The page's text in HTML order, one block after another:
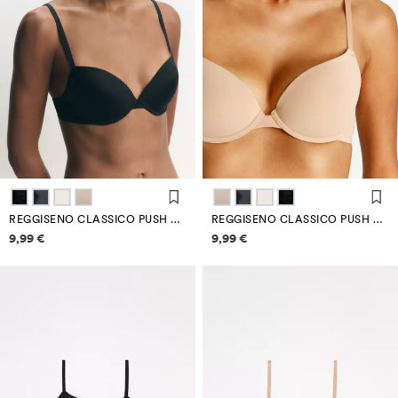
REGGISENO CLASSICO PUSH UP IN MICROFIBRA
Informazioni sui prezzi
9,99 €
REGGISENO CLASSICO PUSH UP IN MICROFIBRA
Informazioni sui prezzi
9,99 €